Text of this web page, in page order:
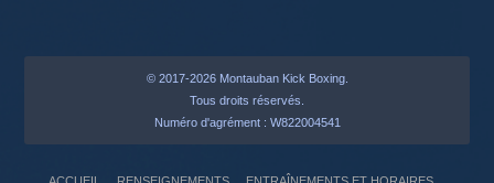
© 2017-2026 Montauban Kick Boxing.
Tous droits réservés.
Numéro d'agrément : W822004541
ACCUEIL RENSEIGNEMENTS
ENTRAÎNEMENTS ET HORAIRES